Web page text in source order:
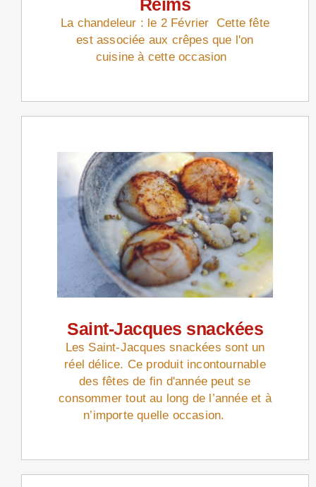
Reims
La chandeleur : le 2 Février Cette fête
est associée aux crêpes que l'on
cuisine à cette occasion
Saint-Jacques snackées
Les Saint-Jacques snackées sont un
réel délice. Ce produit incontournable
des fêtes de fin d'année peut se
consommer tout au long de l’année et à
n’importe quelle occasion.